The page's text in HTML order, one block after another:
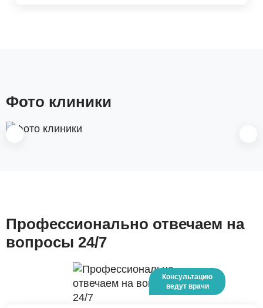
Фото клиники
Профессионально отвечаем на
вопросы 24/7